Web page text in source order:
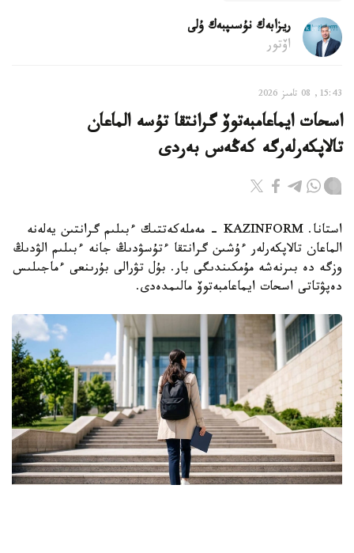
ريزابەك نۇسىپبەك ۇلى
اۆتور
15:43, 08 تامىز 2026
اسحات ايماعامبەتوۆ گرانتقا تۇسە الماعان
تالاپكەرلەرگە كەڭەس بەردى
استانا. KAZINFORM - مەملەكەتتىك ءبىلىم گرانتىن يەلەنە
الماعان تالاپكەرلەر ءۇشىن گرانتقا ءتۇسۋدىڭ جانە ءبىلىم الۋدىڭ
وزگە دە بىرنەشە مۇمكىندىگى بار. بۇل تۋرالى بۇرىنعى ءماجىلىس
دەپۋتاتى اسحات ايماعامبەتوۆ مالىمدەدى.